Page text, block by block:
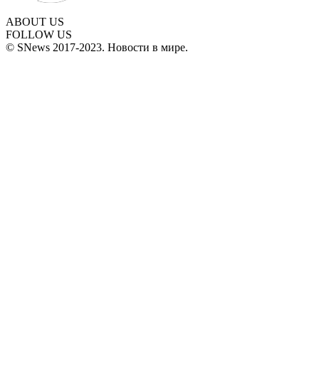
ABOUT US
FOLLOW US
© SNews 2017-2023. Новости в мире.